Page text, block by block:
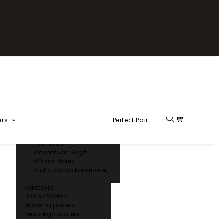
Claude Monet
Paul Nash
Vincent van Gogh
William Morris
Andra kända konstnärer
Kökstavlor
Line Art Posters
Moderna posters
Personliga posters
Perfect Pair